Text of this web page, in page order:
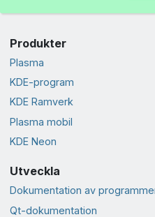
Produkter
Plasma
KDE-program
KDE Ramverk
Plasma mobil
KDE Neon
Utveckla
Dokumentation av
Qt-dokumentation